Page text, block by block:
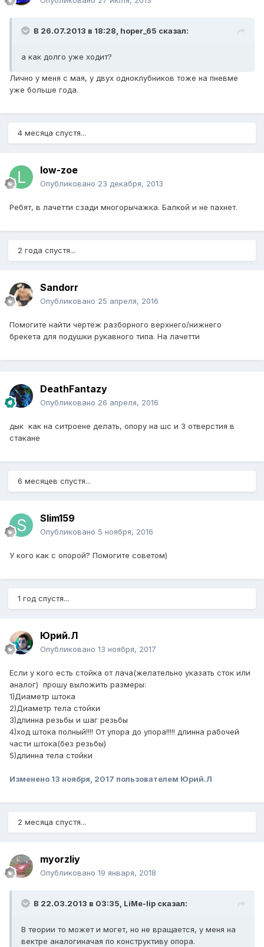
В 26.07.2013 в 18:28, hoper_65 сказал:
а как долго уже ходит?
Лично у меня с мая, у двух одноклубников тоже на пневме
уже больше года.
4 месяца спустя...
low-zoe
Опубликовано 23 декабря, 2013
Ребят, в лачетти сзади многорычажка. Балкой и не пахнет.
2 года спустя...
Sandorr
Опубликовано 25 апреля, 2016
Помогите найти чертёж разборного верхнего/нижнего
брекета для подушки рукавного типа. На лачетти
DeathFantazy
Опубликовано 26 апреля, 2016
дык как на ситроене делать, опору на шс и 3 отверстия в
стакане
6 месяцев спустя...
Slim159
Опубликовано 5 ноября, 2016
У кого как с опорой? Помогите советом)
1 год спустя...
Юрий.Л
Опубликовано 13 ноября, 2017
Если у кого есть стойка от лача(желательно указать сток или
аналог) прошу выложить размеры:
1)Диаметр штока
2)Диаметр тела стойки
3)длинна резьбы и шаг резьбы
4)ход штока полный!!!! От упора до упора!!!!! длинна рабочей
части штока(без резьбы)
5)длинна тела стойки
Изменено 13 ноября, 2017 пользователем Юрий.Л
2 месяца спустя...
myorzliy
Опубликовано 19 января, 2018
В 22.03.2013 в 03:35, LiMe-lip сказал:
В теории то может и могет, но не вращается, у меня на
вектре аналогиначая по конструктиву опора.